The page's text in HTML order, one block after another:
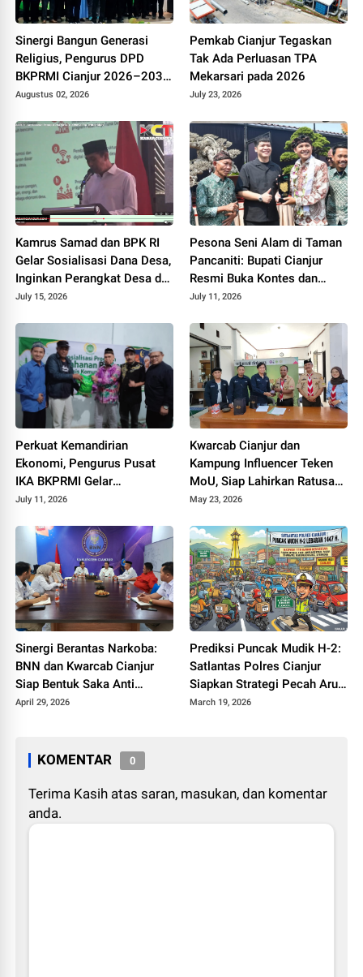
Sinergi Bangun Generasi
Religius, Pengurus DPD
BKPRMI Cianjur 2026–2031
Resmi Dilantik di Mapolres
Augustus 02, 2026
Pemkab Cianjur Tegaskan
Tak Ada Perluasan TPA
Mekarsari pada 2026
July 23, 2026
Kamrus Samad dan BPK RI
Gelar Sosialisasi Dana Desa,
Inginkan Perangkat Desa di
Cianjur Tidur Nyenyak Tanpa
July 15, 2026
Pesona Seni Alam di Taman
Pancaniti: Bupati Cianjur
Resmi Buka Kontes dan
Pameran Bonsai dan Suiseki
July 11, 2026
Perkuat Kemandirian
Ekonomi, Pengurus Pusat
IKA BKPRMI Gelar
Sosialisasi Ketahanan
July 11, 2026
Kwarcab Cianjur dan
Kampung Influencer Teken
MoU, Siap Lahirkan Ratusan
Kreator Konten Edukatif
May 23, 2026
Sinergi Berantas Narkoba:
BNN dan Kwarcab Cianjur
Siap Bentuk Saka Anti
Narkotika
April 29, 2026
Prediksi Puncak Mudik H-2:
Satlantas Polres Cianjur
Siapkan Strategi Pecah Arus
ke Jalur Alternatif
March 19, 2026
KOMENTAR 0
Terima Kasih atas saran, masukan, dan komentar
anda.